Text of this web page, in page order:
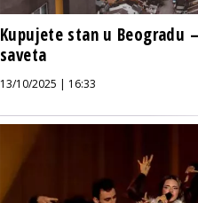
Kupujete stan u Beogradu
saveta
13/10/2025 | 16:33